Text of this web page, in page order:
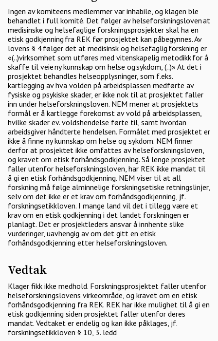
Ingen av komiteens medlemmer var inhabile, og klagen ble
behandlet i full komité. Det følger av helseforskningsloven at
medisinske og helsefaglige forskningsprosjekter skal ha en
etisk godkjenning fra REK før prosjektet kan påbegynnes. Av
lovens § 4 følger det at medisinsk og helsefaglig forskning er
«(..)virksomhet som utføres med vitenskapelig metodikk for å
skaffe til veie ny kunnskap om helse og sykdom, (..)» At det i
prosjektet behandles helseopplysninger, som f.eks.
kartlegging av hva volden på arbeidsplassen medførte av
fysiske og psykiske skader, er ikke nok til at prosjektet faller
inn under helseforskningsloven. NEM mener at prosjektets
formål er å kartlegge forekomst av vold på arbeidsplassen,
hvilke skader ev. voldshendelse førte til, samt hvordan
arbeidsgiver håndterte hendelsen. Formålet med prosjektet er
ikke å finne ny kunnskap om helse og sykdom. NEM finner
derfor at prosjektet ikke omfattes av helseforskningsloven,
og kravet om etisk forhåndsgodkjenning. Så lenge prosjektet
faller utenfor helseforskningsloven, har REK ikke mandat til
å gi en etisk forhåndsgodkjenning. NEM viser til at all
forskning må følge alminnelige forskningsetiske retningslinjer,
selv om det ikke er et krav om forhåndsgodkjenning, jf.
forskningsetikkloven. I mange land vil det i tillegg være et
krav om en etisk godkjenning i det landet forskningen er
planlagt. Det er prosjektleders ansvar å innhente slike
vurderinger, uavhengig av om det gitt en etisk
forhåndsgodkjenning etter helseforskningsloven.
Vedtak
Klager fikk ikke medhold. Forskningsprosjektet faller utenfor
helseforskningslovens virkeområde, og kravet om en etisk
forhåndsgodkjenning fra REK. REK har ikke mulighet til å gi en
etisk godkjenning siden prosjektet faller utenfor deres
mandat. Vedtaket er endelig og kan ikke påklages, jf.
forskningsetikkloven § 10, 3. ledd